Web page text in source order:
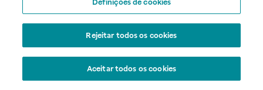
Definições de cookies
Rejeitar todos os cookies
Aceitar todos os cookies